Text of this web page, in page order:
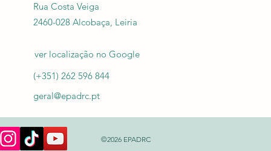
Rua Costa Veiga
2460-028 Alcobaça, Leiria
ver localização​ no Google
(+351) 262 596 844
geral@epadrc.pt
©2026 EPADRC